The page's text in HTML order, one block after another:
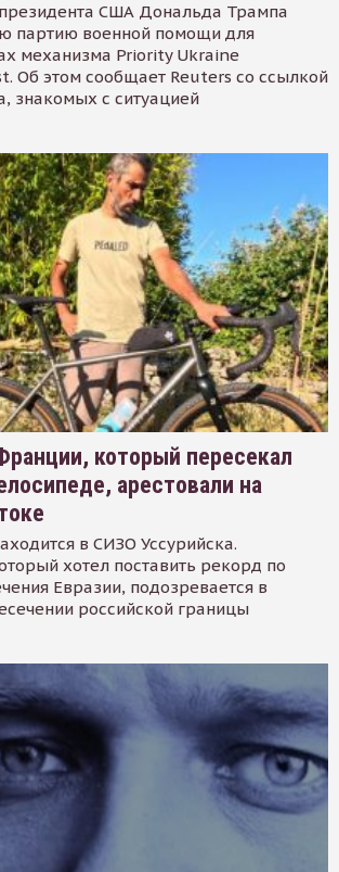
США Дональда Трампа
партию военной помощи для
механизма Priority Ukraine
Об этом сообщает Reuters со ссылкой
знакомых с ситуацией
который пересекал
арестовали на
в СИЗО Уссурийска.
хотел поставить рекорд по
Евразии, подозревается в
российской границы